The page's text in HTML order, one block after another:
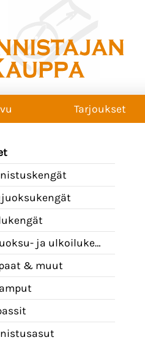
Tarjoukset
ja ulkoilukengät
& muut